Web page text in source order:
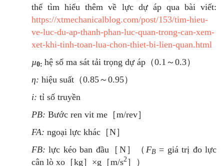
thể tìm hiểu thêm về lực dự áp qua bài viết:
https://xtmechanicalblog.com/post/153/tim-hieu-
ve-luc-du-ap-thanh-phan-luc-quan-trong-can-xem-
xet-khi-tinh-toan-lua-chon-thiet-bi-lien-quan.html
µ0: hệ số ma sát tải trọng dự áp（0.1～0.3）
η: hiệu suất（0.85～0.95）
i: tỉ số truyền
PB: Bước ren vit me［m/rev］
FA: ngoại lực khác［N］
FB:lực kéo ban đầu［N］（ FB= giá trị đo lực
cân lò xo［kg］×g［m/s2 ］）